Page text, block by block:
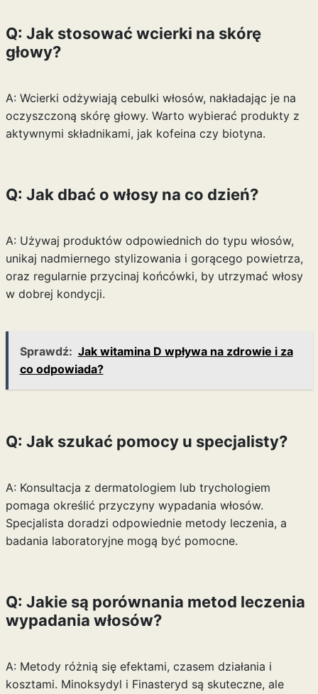
Q: Jak stosować wcierki na skórę
głowy?
A: Wcierki odżywiają cebulki włosów, nakładając je na
oczyszczoną skórę głowy. Warto wybierać produkty z
aktywnymi składnikami, jak kofeina czy biotyna.
Q: Jak dbać o włosy na co dzień?
A: Używaj produktów odpowiednich do typu włosów,
unikaj nadmiernego stylizowania i gorącego powietrza,
oraz regularnie przycinaj końcówki, by utrzymać włosy
w dobrej kondycji.
Sprawdź: Jak witamina D wpływa na zdrowie i za
co odpowiada?
Q: Jak szukać pomocy u specjalisty?
A: Konsultacja z dermatologiem lub trychologiem
pomaga określić przyczyny wypadania włosów.
Specjalista doradzi odpowiednie metody leczenia, a
badania laboratoryjne mogą być pomocne.
Q: Jakie są porównania metod leczenia
wypadania włosów?
A: Metody różnią się efektami, czasem działania i
kosztami. Minoksydyl i Finasteryd są skuteczne, ale